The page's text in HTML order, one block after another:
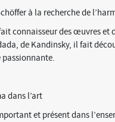
à la recherche de
connaisseur des œuvres et
de Kandinsky, il fait
dans l’art
et présent dans